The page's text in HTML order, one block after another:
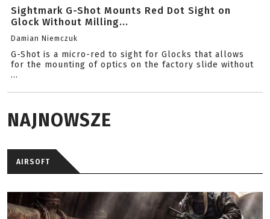
Sightmark G-Shot Mounts Red Dot Sight on
Glock Without Milling...
Damian Niemczuk
G-Shot is a micro-red to sight for Glocks that allows
for the mounting of optics on the factory slide without
...
NAJNOWSZE
AIRSOFT